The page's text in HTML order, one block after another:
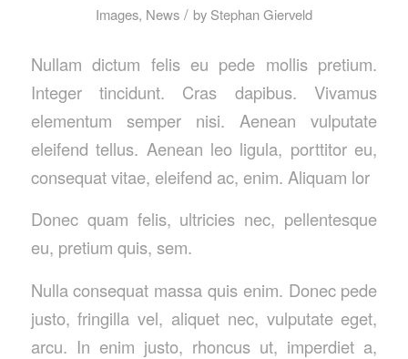
Images, News / by Stephan Gierveld
Nullam dictum felis eu pede mollis pretium.
Integer tincidunt. Cras dapibus. Vivamus
elementum semper nisi. Aenean vulputate
eleifend tellus. Aenean leo ligula, porttitor eu,
consequat vitae, eleifend ac, enim. Aliquam lor
Donec quam felis, ultricies nec, pellentesque
eu, pretium quis, sem.
Nulla consequat massa quis enim. Donec pede
justo, fringilla vel, aliquet nec, vulputate eget,
arcu. In enim justo, rhoncus ut, imperdiet a,